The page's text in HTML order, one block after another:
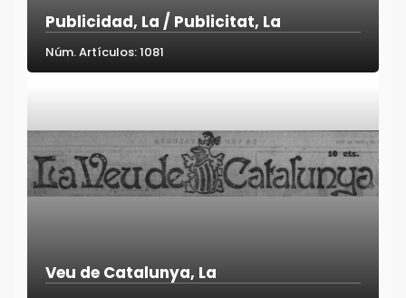
Publicidad, La / Publicitat, La
Núm. Artículos: 1081
Veu de Catalunya, La